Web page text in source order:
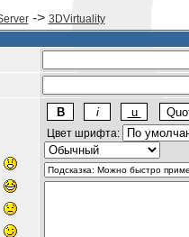
-> 3DVirtuality
Цвет шрифта: